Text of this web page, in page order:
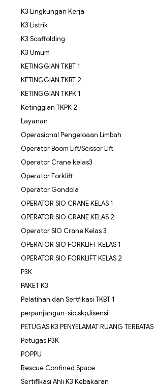
K3 Lingkungan Kerja
K3 Listrik
K3 Scaffolding
K3 Umum
KETINGGIAN TKBT 1
KETINGGIAN TKBT 2
KETINGGIAN TKPK 1
Ketinggian TKPK 2
Layanan
Operasional Pengeloaan Limbah
Operator Boom Lift/Scissor Lift
Operator Crane kelas3
Operator Forklift
Operator Gondola
OPERATOR SIO CRANE KELAS 1
OPERATOR SIO CRANE KELAS 2
Operator SIO Crane Kelas 3
OPERATOR SIO FORKLIFT KELAS 1
OPERATOR SIO FORKLIFT KELAS 2
P3K
PAKET K3
Pelatihan dan Sertfikasi TKBT 1
perpanjangan-sio,skp,lisensi
PETUGAS K3 PENYELAMAT RUANG TERBATAS
Petugas P3K
POPPU
Rescue Confined Space
Sertifikasi Ahli K3 Kebakaran